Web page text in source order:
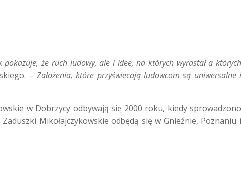
że ruch ludowy, ale i idee, na których wyrastał a których
–Założenia, które przyświecają ludowcom są uniwersalne i
w Dobrzycy odbywają się 2000 roku, kiedy sprowadzono
Mikołajczykowskie odbędą się w Gnieźnie, Poznaniu i